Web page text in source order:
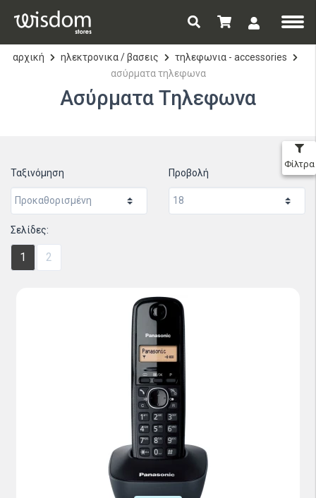
αρχική ηλεκτρονικα / βασεις
τηλεφωνια - accessories
ασύρματα τηλεφωνα
Ασύρματα Τηλεφωνα
Ταξινόμηση Προβολή
Σελίδες:
1 2
Φίλτρα